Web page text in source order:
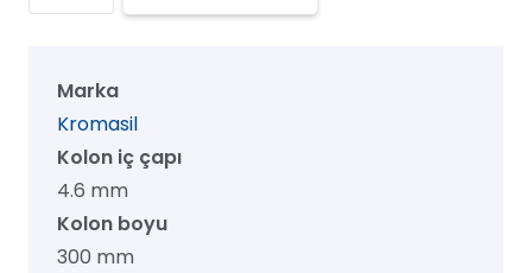
Kolon,
µm,
Marka
Kromasil
Kolon iç çapı
4.6 mm
Kolon boyu
300 mm